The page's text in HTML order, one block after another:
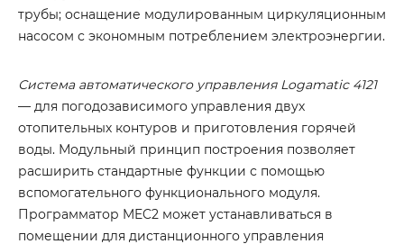
трубы; оснащение модулированным циркуляционным
насосом с экономным потреблением электроэнергии.
Система автоматического управления Logamatic 4121
— для погодозависимого управления двух
отопительных контуров и приготовления горячей
воды. Модульный принцип построения позволяет
расширить стандартные функции с помощью
вспомогательного функционального модуля.
Программатор MEC2 может устанавливаться в
помещении для дистанционного управления